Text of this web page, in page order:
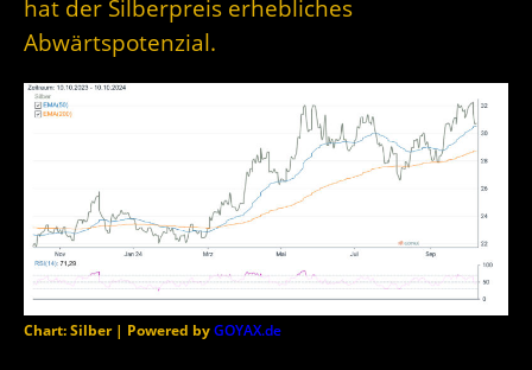
hat der Silberpreis erhebliches
Abwärtspotenzial.
Chart: Silber | Powered byGOYAX.de